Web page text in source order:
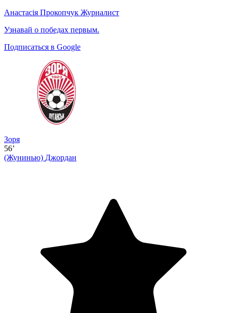
Анастасія Прокопчук Журналист
Узнавай о победах первым.
Подписаться в Google
Зоря
56’
(Жунинью) Джордан